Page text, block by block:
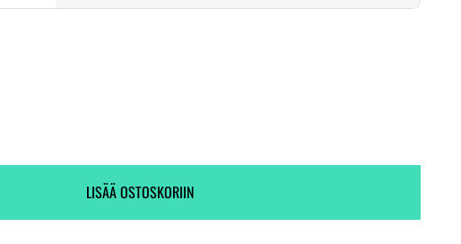
LISÄÄ OSTOSKORIIN